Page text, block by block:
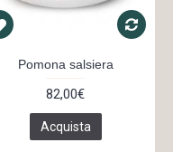
Pomona salsiera
82,00€
Acquista